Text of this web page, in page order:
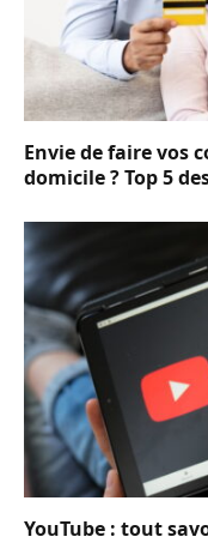
Envie de faire vos
domicile ? Top 5
YouTube : tout